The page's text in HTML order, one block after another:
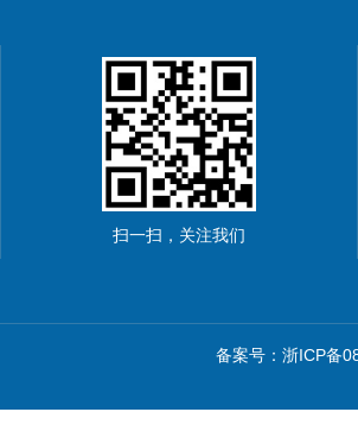
扫一扫，关注我们
备案号：浙ICP备